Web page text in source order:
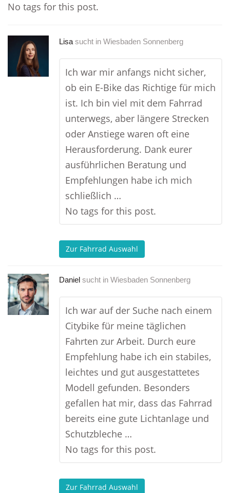
No tags for this post.
Lisa sucht in Wiesbaden Sonnenberg
Ich war mir anfangs nicht sicher,
ob ein E-Bike das Richtige für mich
ist. Ich bin viel mit dem Fahrrad
unterwegs, aber längere Strecken
oder Anstiege waren oft eine
Herausforderung. Dank eurer
ausführlichen Beratung und
Empfehlungen habe ich mich
schließlich …
No tags for this post.
Zur Fahrrad Auswahl
Daniel sucht in Wiesbaden Sonnenberg
Ich war auf der Suche nach einem
Citybike für meine täglichen
Fahrten zur Arbeit. Durch eure
Empfehlung habe ich ein stabiles,
leichtes und gut ausgestattetes
Modell gefunden. Besonders
gefallen hat mir, dass das Fahrrad
bereits eine gute Lichtanlage und
Schutzbleche …
No tags for this post.
Zur Fahrrad Auswahl